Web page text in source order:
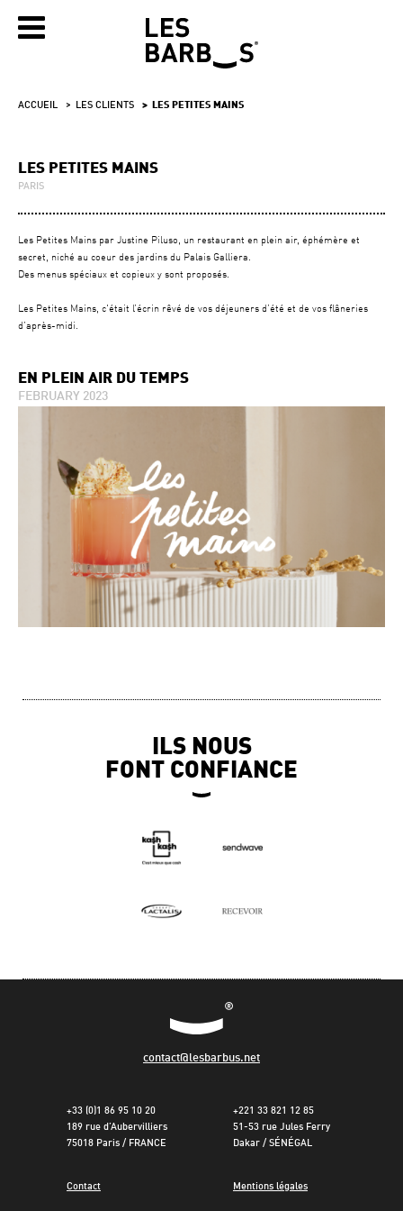
ACCUEIL LES CLIENTS LES PETITES MAINS
LES PETITES MAINS
PARIS
Les Petites Mains par Justine Piluso, un restaurant en plein air, éphémère et
secret, niché au coeur des jardins du Palais Galliera.
Des menus spéciaux et copieux y sont proposés.
Les Petites Mains, c'était l’écrin rêvé de vos déjeuners d’été et de vos flâneries
d’après-midi.
EN PLEIN AIR DU TEMPS
FEBRUARY 2023
ILS NOUS
FONT CONFIANCE
contact@lesbarbus.net
+33 (0)1 86 95 10 20
189 rue d’Aubervilliers
75018 Paris / FRANCE
+221 33 821 12 85
51-53 rue Jules Ferry
Dakar / SÉNÉGAL
Contact Mentions légales